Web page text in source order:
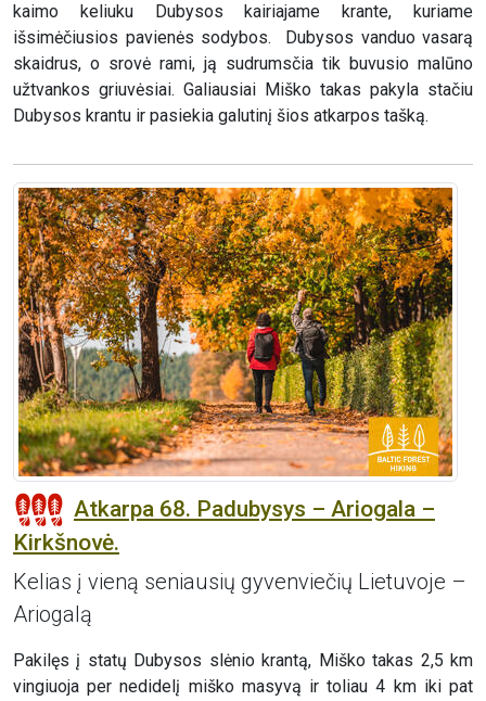
kaimo keliuku Dubysos kairiajame krante, kuriame
išsimėčiusios pavienės sodybos. Dubysos vanduo vasarą
skaidrus, o srovė rami, ją sudrumsčia tik buvusio malūno
užtvankos griuvėsiai. Galiausiai Miško takas pakyla stačiu
Dubysos krantu ir pasiekia galutinį šios atkarpos tašką.
Atkarpa 68. Padubysys – Ariogala –
Kirkšnovė.
Kelias į vieną seniausių gyvenviečių Lietuvoje –
Ariogalą
Pakilęs į statų Dubysos slėnio krantą, Miško takas 2,5 km
vingiuoja per nedidelį miško masyvą ir toliau 4 km iki pat